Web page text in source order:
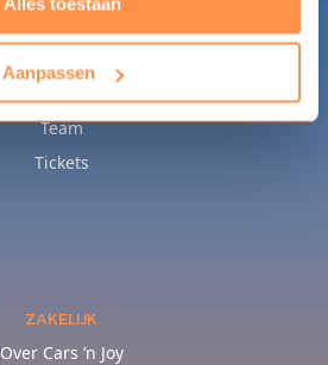
Aanpassen
Team
Tickets
ZAKELIJK
Over Cars ’n Joy